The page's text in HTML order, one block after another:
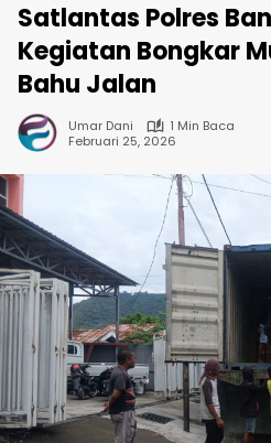
Satlantas Polres
Kegiatan Bongkar
Bahu Jalan
Umar Dani
1 Min Baca
Februari 25, 2026